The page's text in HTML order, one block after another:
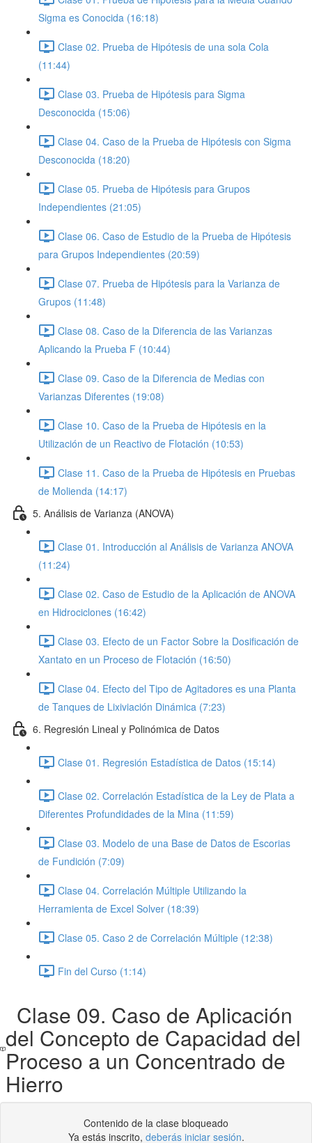
Sigma es Conocida (16:18)
Clase 02. Prueba de Hipótesis de una sola Cola
(11:44)
Clase 03. Prueba de Hipótesis para Sigma
Desconocida (15:06)
Clase 04. Caso de la Prueba de Hipótesis con Sigma
Desconocida (18:20)
Clase 05. Prueba de Hipótesis para Grupos
Independientes (21:05)
Clase 06. Caso de Estudio de la Prueba de Hipótesis
para Grupos Independientes (20:59)
Clase 07. Prueba de Hipótesis para la Varianza de
Grupos (11:48)
Clase 08. Caso de la Diferencia de las Varianzas
Aplicando la Prueba F (10:44)
Clase 09. Caso de la Diferencia de Medias con
Varianzas Diferentes (19:08)
Clase 10. Caso de la Prueba de Hipótesis en la
Utilización de un Reactivo de Flotación (10:53)
Clase 11. Caso de la Prueba de Hipótesis en Pruebas
de Molienda (14:17)
5. Análisis de Varianza (ANOVA)
Clase 01. Introducción al Análisis de Varianza ANOVA
(11:24)
Clase 02. Caso de Estudio de la Aplicación de ANOVA
en Hidrociclones (16:42)
Clase 03. Efecto de un Factor Sobre la Dosificación de
Xantato en un Proceso de Flotación (16:50)
Clase 04. Efecto del Tipo de Agitadores es una Planta
de Tanques de Lixiviación Dinámica (7:23)
6. Regresión Lineal y Polinómica de Datos
Clase 01. Regresión Estadística de Datos (15:14)
Clase 02. Correlación Estadística de la Ley de Plata a
Diferentes Profundidades de la Mina (11:59)
Clase 03. Modelo de una Base de Datos de Escorias
de Fundición (7:09)
Clase 04. Correlación Múltiple Utilizando la
Herramienta de Excel Solver (18:39)
Clase 05. Caso 2 de Correlación Múltiple (12:38)
Fin del Curso (1:14)
Clase 09. Caso de Aplicación
del Concepto de Capacidad del
Proceso a un Concentrado de
Hierro
Contenido de la clase bloqueado
Ya estás inscrito, deberás iniciar sesión.